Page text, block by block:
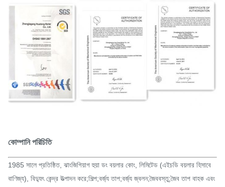
কোম্পানি পরিচিতি
1985 সালে প্রতিষ্ঠিত, ঝাংজিগিয়াগ হুয়া ডং বয়লার কোং, লিমিটেড (এইচডি বয়লার হিসাবে
বাণিজ্য), বিদ্যুৎ কেন্দ্র উত্পাদন করে;শিল্প;বর্জ্য তাপ;বর্জ্য জ্বলন;জৈববস্তু;জৈব তাপ বাহক এবং